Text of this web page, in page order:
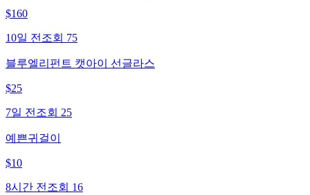
$160
10일 전 조회 75
블루엘리펀트 캣아이 선글라스
$25
7일 전 조회 25
예쁜귀걸이
$10
8시간 전 조회 16